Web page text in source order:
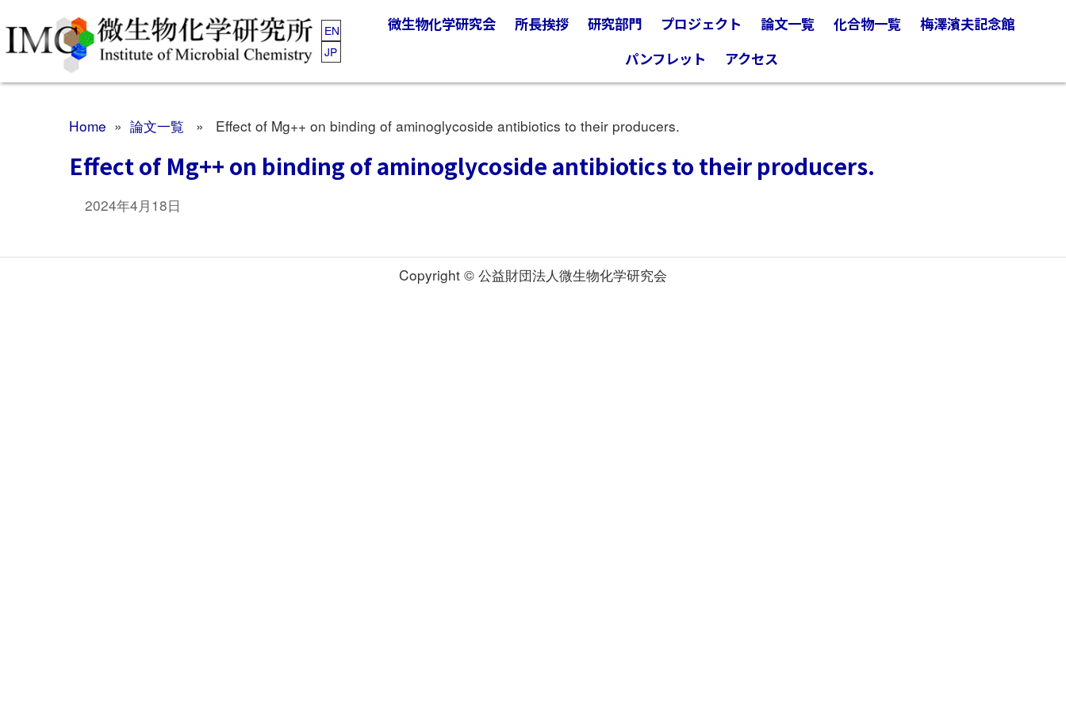
EN
JP
微生物化学研究会 所長挨拶 研究部門 プロジェクト 論文一覧 化合物一覧
梅澤濱夫記念館
パンフレット
アクセス
Home » 論文一覧 » Effect of Mg++ on binding of aminoglycoside antibiotics to their producers.
Effect of Mg++ on binding of aminoglycoside antibiotics to their producers.
2024年4月18日
Copyright © 公益財団法人微生物化学研究会